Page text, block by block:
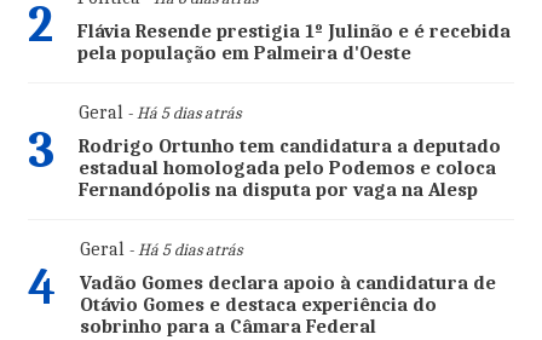
2
Flávia Resende prestigia 1º Julinão e é recebida
pela população em Palmeira d'Oeste
3
Geral- Há 5 dias atrás
Rodrigo Ortunho tem candidatura a deputado
estadual homologada pelo Podemos e coloca
Fernandópolis na disputa por vaga na Alesp
4
Geral- Há 5 dias atrás
Vadão Gomes declara apoio à candidatura de
Otávio Gomes e destaca experiência do
sobrinho para a Câmara Federal